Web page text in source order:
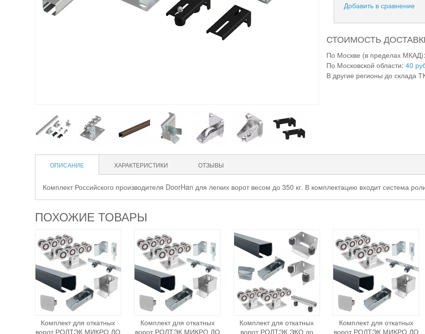
Добавить в сравнение
СТОИМОСТЬ
По Москве (в пределах МКАД):
По Московской области: 40
В другие регионы до склада
ОПИСАНИЕ ХАРАКТЕРИСТИКИ ОТЗЫВЫ
Комплект Российского производителя DoorHan для легких ворот весом до 350 кг. В комплектацию входит система
ПОХОЖИЕ ТОВАРЫ
Комплект для откатных
ворот РОЛТЭК МИКРО ДО
Комплект для откатных
ворот РОЛТЭК МИКРО ДО
Комплект для откатных
ворот РОЛТЭК ЭКО до
Комплект для откатных
ворот РОЛТЭК МИКРО ДО